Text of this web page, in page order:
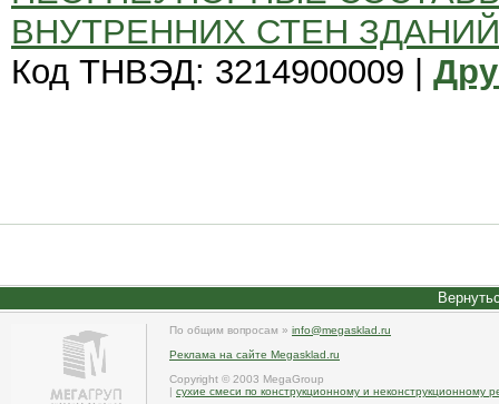
ВНУТРЕННИХ СТЕН
Код ТНВЭД: 3214900009 |
По общим вопросам » info@megasklad.ru
Реклама на сайте Megasklad.ru
Copyright © 2003 MegaGroup
| сухие смеси по конструкционному и неконструкционному